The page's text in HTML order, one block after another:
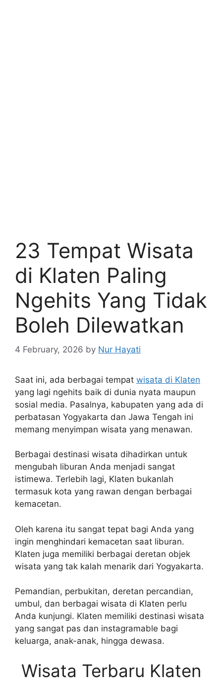
23 Tempat Wisata
di Klaten Paling
Ngehits Yang Tidak
Boleh Dilewatkan
4 February, 2026 by Nur Hayati
Saat ini, ada berbagai tempat wisata di Klaten
yang lagi ngehits baik di dunia nyata maupun
sosial media. Pasalnya, kabupaten yang ada di
perbatasan Yogyakarta dan Jawa Tengah ini
memang menyimpan wisata yang menawan.
Berbagai destinasi wisata dihadirkan untuk
mengubah liburan Anda menjadi sangat
istimewa. Terlebih lagi, Klaten bukanlah
termasuk kota yang rawan dengan berbagai
kemacetan.
Oleh karena itu sangat tepat bagi Anda yang
ingin menghindari kemacetan saat liburan.
Klaten juga memiliki berbagai deretan objek
wisata yang tak kalah menarik dari Yogyakarta.
Pemandian, perbukitan, deretan percandian,
umbul, dan berbagai wisata di Klaten perlu
Anda kunjungi. Klaten memiliki destinasi wisata
yang sangat pas dan instagramable bagi
keluarga, anak-anak, hingga dewasa.
Wisata Terbaru Klaten